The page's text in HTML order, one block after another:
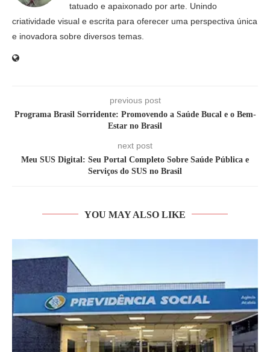
tatuado e apaixonado por arte. Unindo
criatividade visual e escrita para oferecer uma perspectiva única
e inovadora sobre diversos temas.
previous post
Programa Brasil Sorridente: Promovendo a Saúde Bucal e o Bem-
Estar no Brasil
next post
Meu SUS Digital: Seu Portal Completo Sobre Saúde Pública e
Serviços do SUS no Brasil
YOU MAY ALSO LIKE